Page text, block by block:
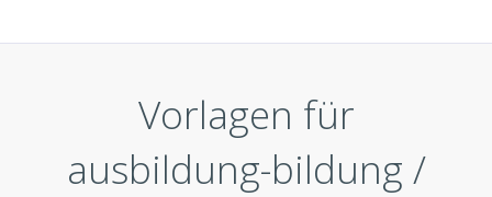
Vorlagen für
ausbildung-bildung /